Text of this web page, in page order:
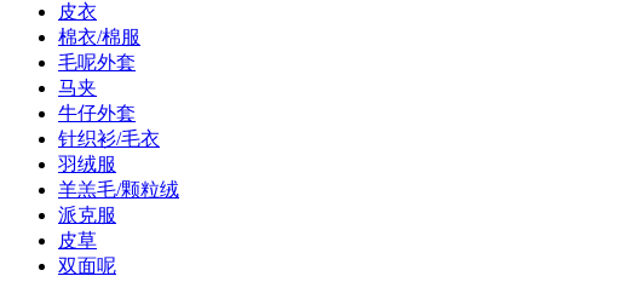
皮衣
棉衣/棉服
毛呢外套
马夹
牛仔外套
针织衫/毛衣
羽绒服
羊羔毛/颗粒绒
派克服
皮草
双面呢